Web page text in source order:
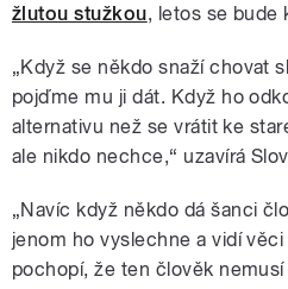
žlutou stužkou, letos se bude
„Když se někdo snaží chovat
pojďme mu ji dát. Když ho
alternativu než se vrátit ke
ale nikdo nechce,“ uzavírá
„Navíc když někdo dá šanci
jenom ho vyslechne a vidí
pochopí, že ten člověk